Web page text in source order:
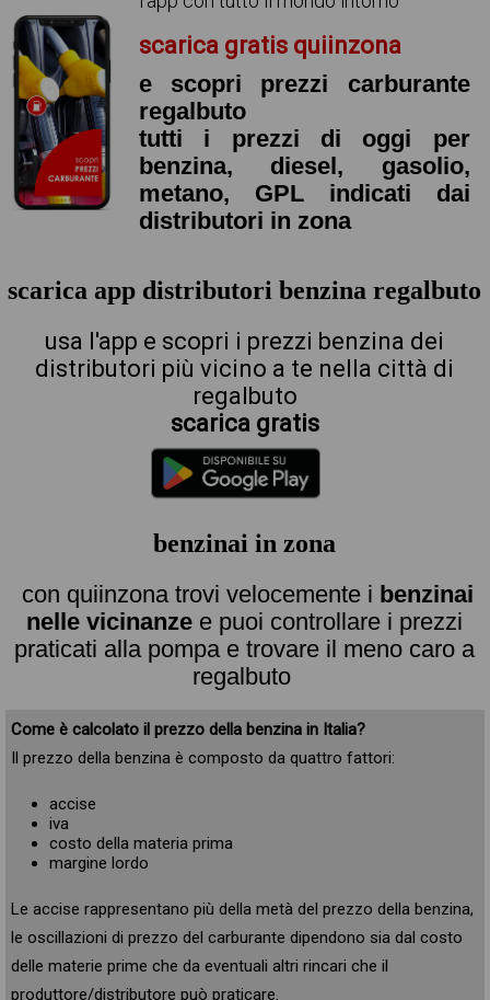
scarica gratis quiinzona
e scopri prezzi carburante
regalbuto
tutti i prezzi di oggi per
benzina, diesel, gasolio,
metano, GPL indicati dai
distributori in zona
scarica app distributori benzina regalbuto
usa l'app e scopri i prezzi benzina dei
distributori più vicino a te nella città di
regalbuto
scarica gratis
benzinai in zona
con quiinzona trovi velocemente i benzinai
nelle vicinanze e puoi controllare i prezzi
praticati alla pompa e trovare il meno caro a
regalbuto
Come è calcolato il prezzo della benzina in Italia?
Il prezzo della benzina è composto da quattro fattori:
accise
iva
costo della materia prima
margine lordo
Le accise rappresentano più della metà del prezzo della benzina,
le oscillazioni di prezzo del carburante dipendono sia dal costo
delle materie prime che da eventuali altri rincari che il
produttore/distributore può praticare.